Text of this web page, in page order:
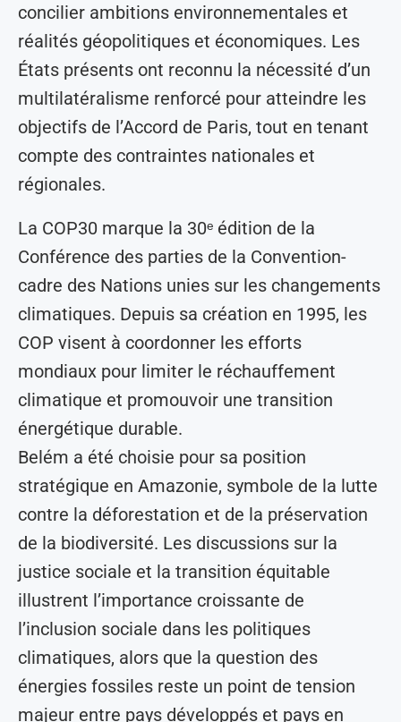
concilier ambitions environnementales et
réalités géopolitiques et économiques. Les
États présents ont reconnu la nécessité d’un
multilatéralisme renforcé pour atteindre les
objectifs de l’Accord de Paris, tout en tenant
compte des contraintes nationales et
régionales.
La COP30 marque la 30ᵉ édition de la
Conférence des parties de la Convention-
cadre des Nations unies sur les changements
climatiques. Depuis sa création en 1995, les
COP visent à coordonner les efforts
mondiaux pour limiter le réchauffement
climatique et promouvoir une transition
énergétique durable.
Belém a été choisie pour sa position
stratégique en Amazonie, symbole de la lutte
contre la déforestation et de la préservation
de la biodiversité. Les discussions sur la
justice sociale et la transition équitable
illustrent l’importance croissante de
l’inclusion sociale dans les politiques
climatiques, alors que la question des
énergies fossiles reste un point de tension
majeur entre pays développés et pays en